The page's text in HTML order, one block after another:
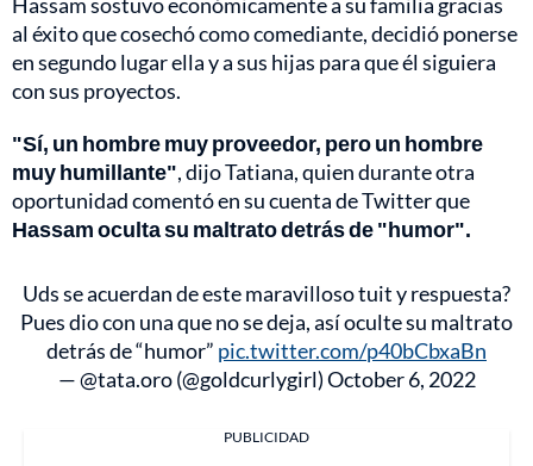
al éxito que cosechó como comediante, decidió ponerse
en segundo lugar ella y a sus hijas para que él siguiera
con sus proyectos.
"Sí, un hombre muy proveedor, pero un hombre
muy humillante", dijo Tatiana, quien durante otra
oportunidad comentó en su cuenta de Twitter que
Hassam oculta su maltrato detrás de "humor".
Uds se acuerdan de este maravilloso tuit y respuesta?
Pues dio con una que no se deja, así oculte su maltrato
detrás de “humor” pic.twitter.com/p40bCbxaBn
— @tata.oro (@goldcurlygirl)October 6, 2022
PUBLICIDAD